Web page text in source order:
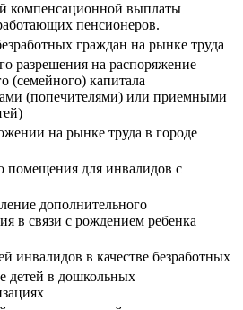
компенсационной выплаты
пенсионеров.
граждан на рынке труда
разрешения на распоряжение
(семейного) капитала
(попечителями) или приемными
на рынке труда в городе
помещения для инвалидов с
дополнительного
в связи с рождением ребенка
инвалидов в качестве безработных
детей в дошкольных